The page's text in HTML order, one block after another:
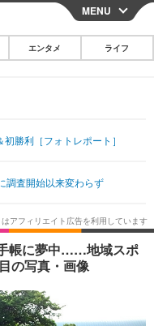
CLOSE
その他
映画・ドラマ
韓国・芸能
スポーツ
その他
グルメ
ショッピング
MENU
エンタメ ライフ
勝利［フォトレポート］
調査開始以来変わらず
帳に夢中……地域スポ
の写真・画像